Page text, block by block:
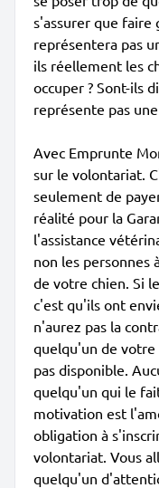
s'assurer que faire
représentera pas
ils réellement les
occuper ? Sont-ils
représente pas
Avec Emprunte
sur le volontariat.
seulement de
réalité pour la
l'assistance
non les personnes
de votre chien. Si
c'est qu'ils ont
n'aurez pas la
quelqu'un de
pas disponible.
quelqu'un qui le
motivation est
obligation à
volontariat. Vous
quelqu'un